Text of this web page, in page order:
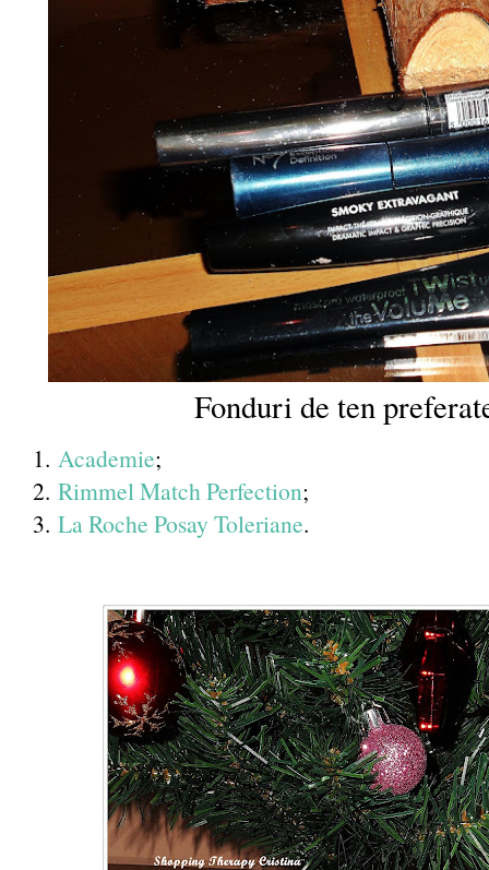
Fonduri de ten
1. Academie;
2. Rimmel Match Perfection;
3. La Roche Posay Toleriane.